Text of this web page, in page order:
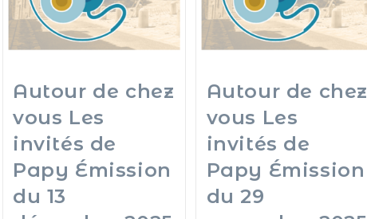
Autour de chez
vous Les
invités de
Papy Émission
du 13
Autour de chez
vous Les
invités de
Papy Émission
du 29